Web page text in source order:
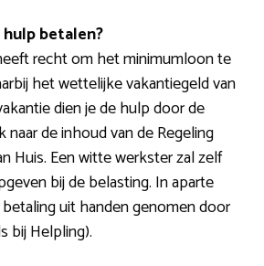
betalen?
recht om het minimumloon te
het wettelijke vakantiegeld van
dien je de hulp door de
naar de inhoud van de Regeling
Huis. Een witte werkster zal zelf
bij de belasting. In aparte
uit handen genomen door
bij Helpling).